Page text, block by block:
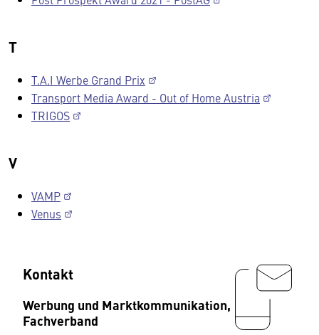
T
T.A.I Werbe Grand Prix
Transport Media Award - Out of Home Austria
TRIGOS
V
VAMP
Venus
Kontakt
Werbung und Marktkommunikation,
Fachverband